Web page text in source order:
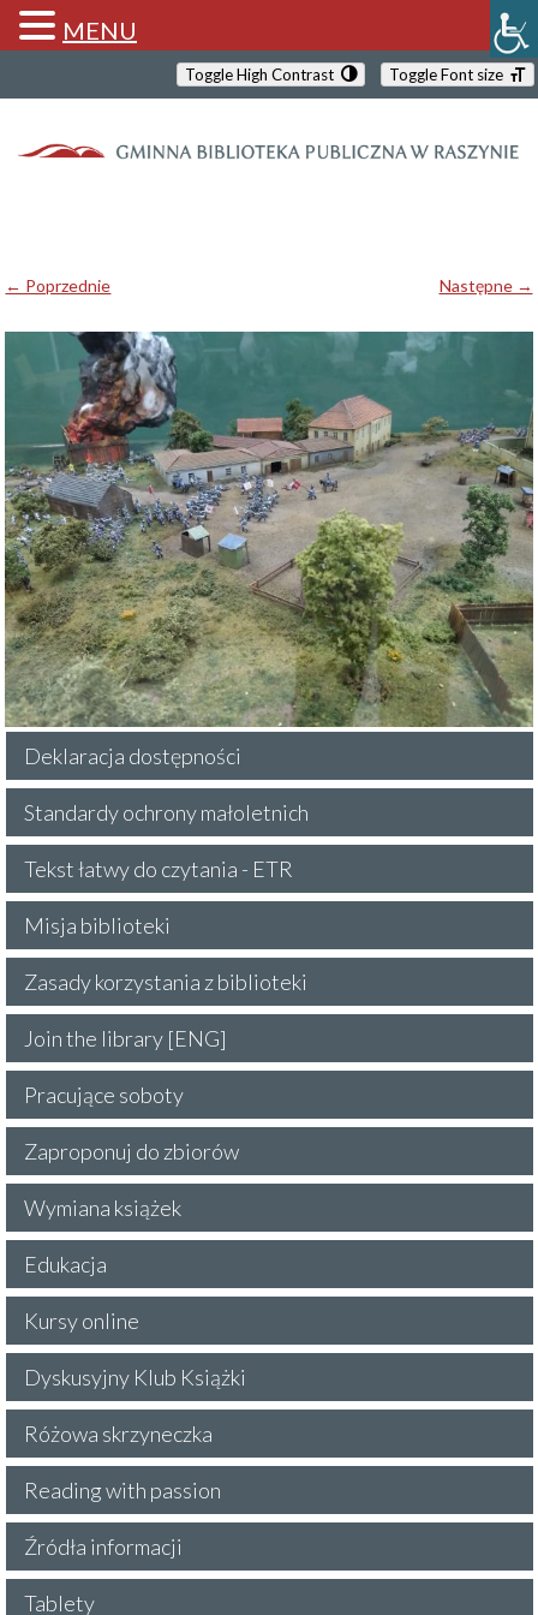
Toggle High Contrast Toggle Font size
← Poprzednie Następne →
Deklaracja dostępności
Standardy ochrony małoletnich
Tekst łatwy do czytania - ETR
Misja biblioteki
Zasady korzystania z biblioteki
Join the library [ENG]
Pracujące soboty
Zaproponuj do zbiorów
Wymiana książek
Edukacja
Kursy online
Dyskusyjny Klub Książki
Różowa skrzyneczka
Reading with passion
Źródła informacji
Tablety
MENU